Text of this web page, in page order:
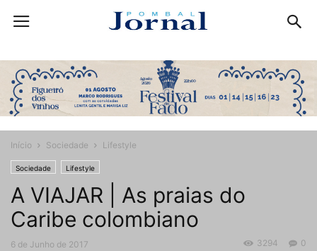
Início Sociedade Lifestyle
Sociedade Lifestyle
A VIAJAR | As praias do
Caribe colombiano
6 de Junho de 2017 0
3294